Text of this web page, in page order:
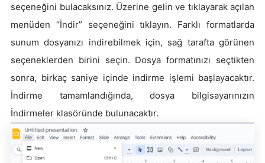
seçeneğini bulacaksınız. Üzerine gelin ve tıklayarak açılan
menüden “İndir” seçeneğini tıklayın. Farklı formatlarda
sunum dosyanızı indirebilmek için, sağ tarafta görünen
seçeneklerden birini seçin. Dosya formatınızı seçtikten
sonra, birkaç saniye içinde indirme işlemi başlayacaktır.
İndirme tamamlandığında, dosya bilgisayarınızın
İndirmeler klasöründe bulunacaktır.